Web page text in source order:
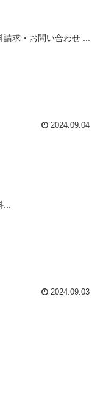
求・お問い合わせ ...
2024.09.04
2024.09.03